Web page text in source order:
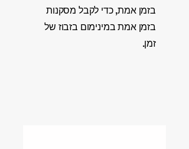
בזמן אמת, כדי לקבל מסקנות
בזמן אמת במינימום בזבוז של
זמן.